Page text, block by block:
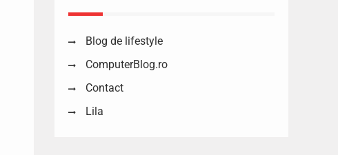
Blog de lifestyle
ComputerBlog.ro
Contact
Lila